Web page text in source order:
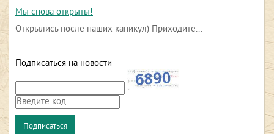
Мы снова открыты!
Открылись после наших каникул) Приходите...
Подписаться на новости